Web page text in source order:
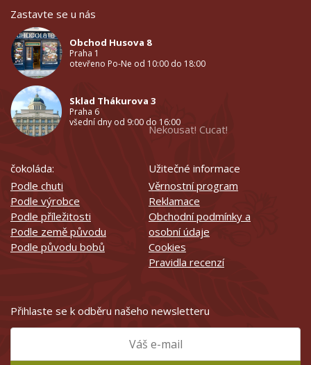
Zastavte se u nás
Obchod Husova 8
Praha 1
otevřeno Po-Ne od 10:00 do 18:00
Sklad Thákurova 3
Praha 6
všední dny od 9:00 do 16:00
čokoláda:
Podle chuti
Podle výrobce
Podle příležitosti
Podle země původu
Podle původu bobů
Nekousat! Cucat!
Užitečné informace
Věrnostní program
Reklamace
Obchodní podmínky a
osobní údaje
Cookies
Pravidla recenzí
Přihlaste se k odběru našeho newsletteru